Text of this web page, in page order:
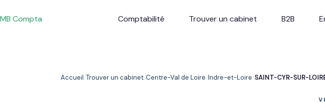
au
contenu
MB Compta Comptabilité Trouver un cabinet B2B
Accueil Trouver un cabinet Centre-Val de Loire Indre-et-Loire SAINT-CYR-SUR-